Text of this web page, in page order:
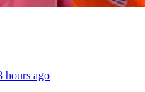
hours ago